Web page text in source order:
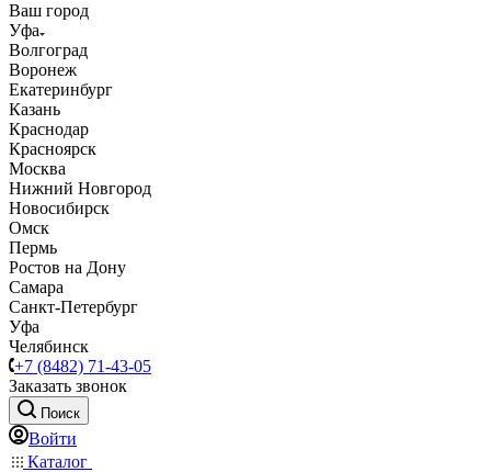
Ваш город
Уфа
Волгоград
Воронеж
Екатеринбург
Казань
Краснодар
Красноярск
Москва
Нижний Новгород
Новосибирск
Омск
Пермь
Ростов на Дону
Самара
Санкт-Петербург
Уфа
Челябинск
+7 (8482) 71-43-05
Заказать звонок
Поиск
Войти
Каталог